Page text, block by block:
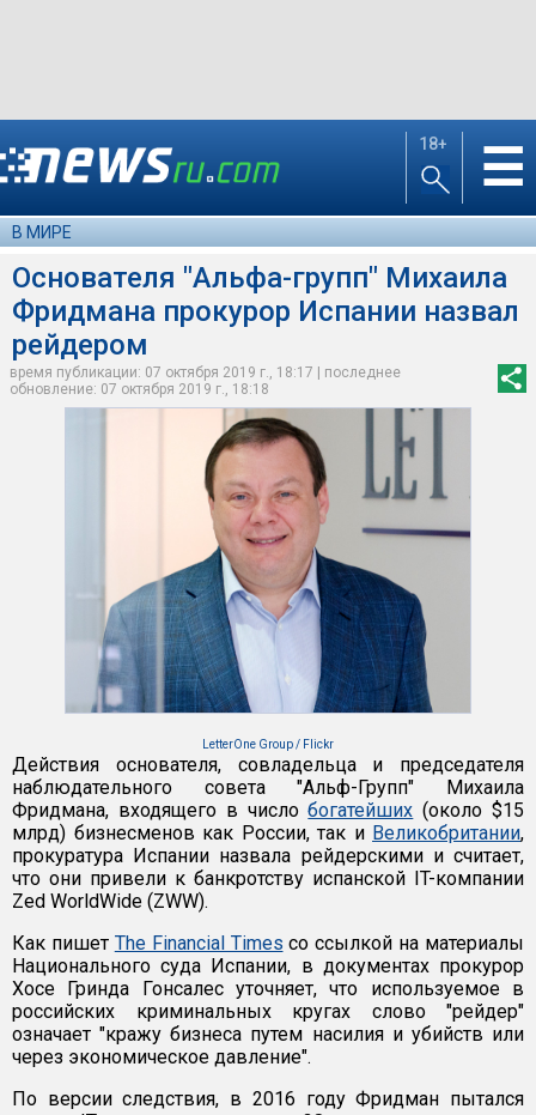
18+ ☰
В МИРЕ
Основателя "Альфа-групп" Михаила
Фридмана прокурор Испании назвал
рейдером
время публикации: 07 октября 2019 г., 18:17 | последнее
обновление: 07 октября 2019 г., 18:18
LetterOne Group / Flickr
Действия основателя, совладельца и председателя
наблюдательного совета "Альф-Групп" Михаила
Фридмана, входящего в числобогатейших (около $15
млрд) бизнесменов как России, так и Великобритании,
прокуратура Испании назвала рейдерскими и считает,
что они привели к банкротству испанской IT-компании
Zed WorldWide (ZWW).
Как пишет The Financial Times со ссылкой на материалы
Национального суда Испании, в документах прокурор
Хосе Гринда Гонсалес уточняет, что используемое в
российских криминальных кругах слово "рейдер"
означает "кражу бизнеса путем насилия и убийств или
через экономическое давление".
По версии следствия, в 2016 году Фридман пытался